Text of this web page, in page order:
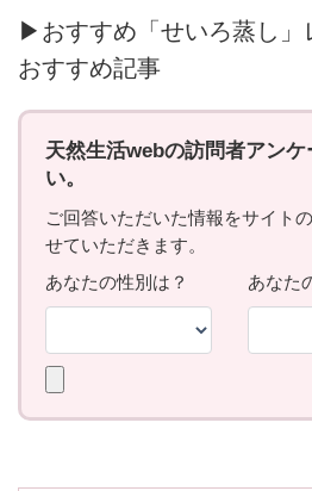
▶おすすめ「せいろ蒸し」
おすすめ記事